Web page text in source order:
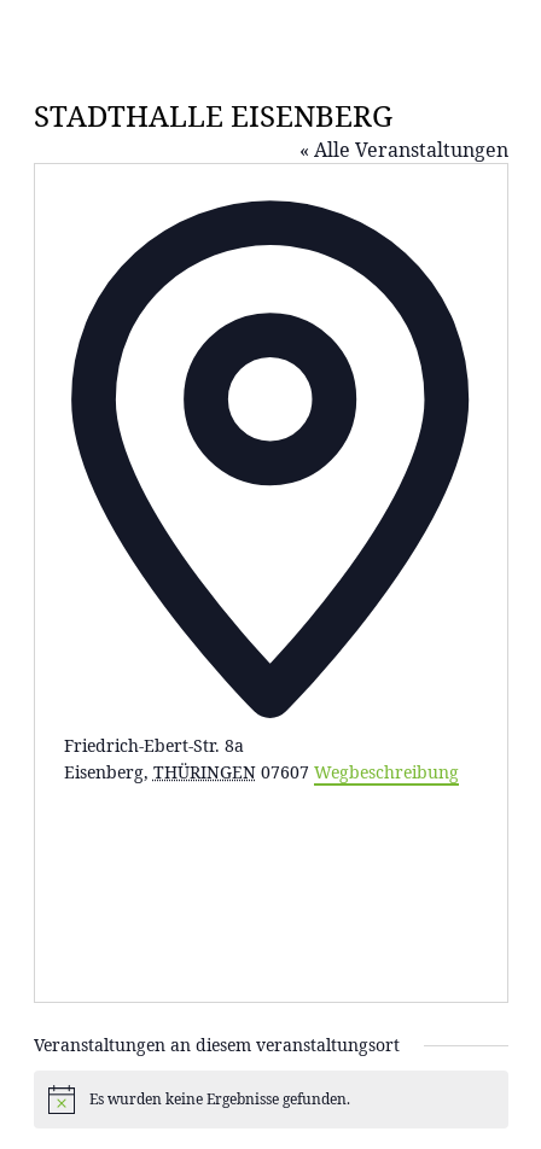
STADTHALLE EISENBERG
« Alle Veranstaltungen
Friedrich-Ebert-Str. 8a
Eisenberg, THÜRINGEN 07607 Wegbeschreibung
Veranstaltungen an diesem veranstaltungsort
HinweisEs wurden keine Ergebnisse gefunden.